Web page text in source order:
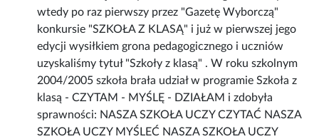
wtedy po raz pierwszy przez "Gazetę Wyborczą"
konkursie "SZKOŁA Z KLASĄ" i już w pierwszej jego
edycji wysiłkiem grona pedagogicznego i uczniów
uzyskaliśmy tytuł "Szkoły z klasą" . W roku szkolnym
2004/2005 szkoła brała udział w programie Szkoła z
klasą - CZYTAM - MYŚLĘ - DZIAŁAM i zdobyła
sprawności: NASZA SZKOŁA UCZY CZYTAĆ NASZA
SZKOŁA UCZY MYŚLEĆ NASZA SZKOŁA UCZY